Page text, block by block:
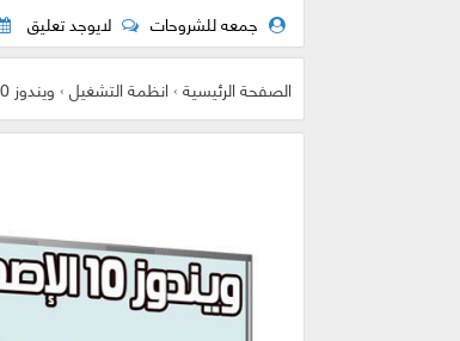
جمعه للشروحات لايوجد تعليق
الصفحة الرئيسية›انظمة التشغيل›ويندوز 10